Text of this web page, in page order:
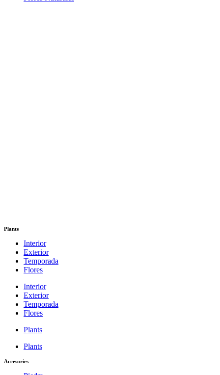
Plants
Interior
Exterior
Temporada
Flores
Interior
Exterior
Temporada
Flores
Plants
Plants
Accesories